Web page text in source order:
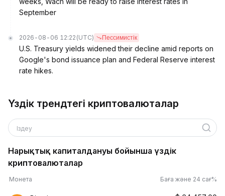
September
2026-08-06 12:22 (UTC) Пессимистік
U.S. Treasury yields widened their decline amid reports on
Google's bond issuance plan and Federal Reserve interest
rate hikes.
Үздік трендтегі криптовалюталар
Іздеу
Нарықтық капиталдануы бойынша үздік
криптовалюталар
Монета Баға және 24 сағ%